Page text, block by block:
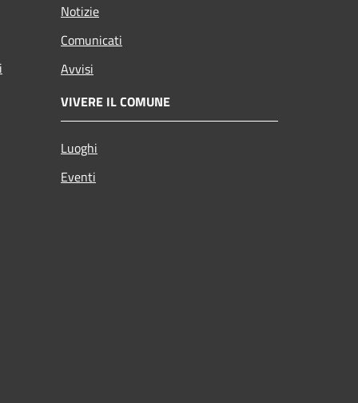
Notizie
Comunicati
Avvisi
VIVERE IL COMUNE
Luoghi
Eventi